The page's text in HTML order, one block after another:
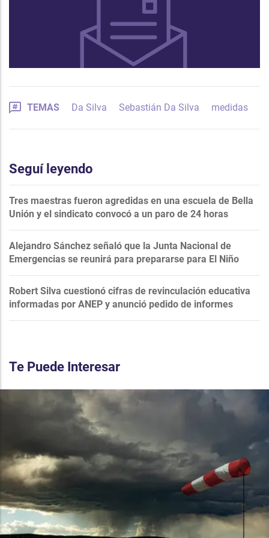
TEMAS Da Silva Sebastián Da Silva medidas
Seguí leyendo
Tres maestras fueron agredidas en una escuela de Bella
Unión y el sindicato convocó a un paro de 24 horas
Alejandro Sánchez señaló que la Junta Nacional de
Emergencias se reunirá para prepararse para El Niño
Robert Silva cuestionó cifras de revinculación educativa
informadas por ANEP y anunció pedido de informes
Te Puede Interesar